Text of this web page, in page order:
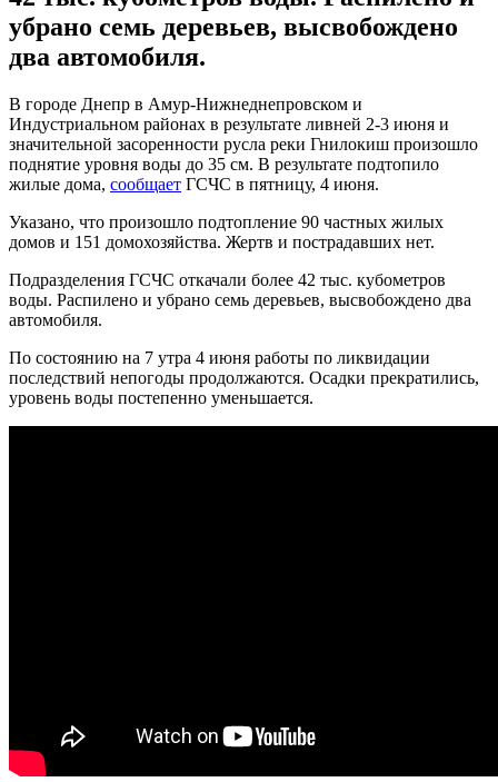
убрано семь деревьев, высвобождено
два автомобиля.
В городе Днепр в Амур-Нижнеднепровском и
Индустриальном районах в результате ливней 2-3 июня и
значительной засоренности русла реки Гнилокиш произошло
поднятие уровня воды до 35 см. В результате подтопило
жилые дома, сообщает ГСЧС в пятницу, 4 июня.
Указано, что произошло подтопление 90 частных жилых
домов и 151 домохозяйства. Жертв и пострадавших нет.
Подразделения ГСЧС откачали более 42 тыс. кубометров
воды. Распилено и убрано семь деревьев, высвобождено два
автомобиля.
По состоянию на 7 утра 4 июня работы по ликвидации
последствий непогоды продолжаются. Осадки прекратились,
уровень воды постепенно уменьшается.